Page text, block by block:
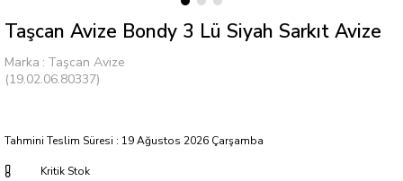
Taşcan Avize Bondy 3 Lü Siyah Sarkıt Avize
Marka : Taşcan Avize
(19.02.06.80337)
Tahmini Teslim Süresi : 19 Ağustos 2026 Çarşamba
Kritik Stok